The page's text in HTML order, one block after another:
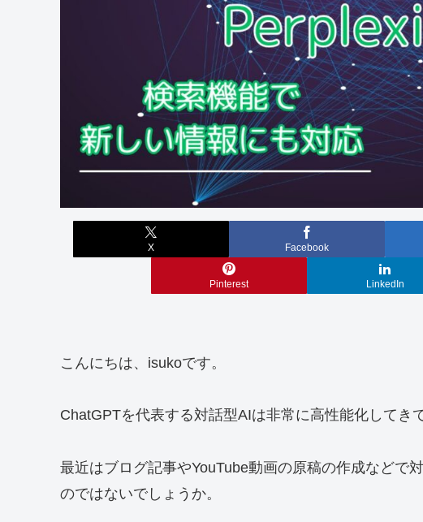
X Facebook
Pinterest LinkedIn
こんにちは、isukoです。
ChatGPTを代表する対話型AIは非常に高性能化してき
最近はブログ記事やYouTube動画の原稿の作成などで
のではないでしょうか。